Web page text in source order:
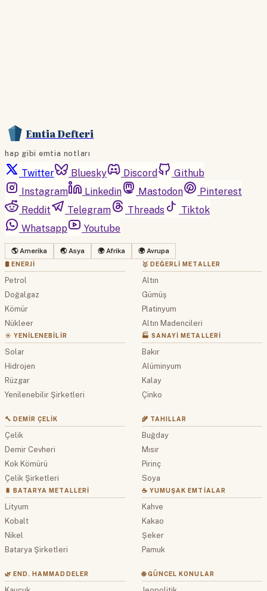
Emtia Defteri
hap gibi emtia notları
Twitter Bluesky Discord
Github
Instagram
Linkedin Mastodon
Pinterest
Reddit
Telegram Threads
Tiktok
Whatsapp
Youtube
🌎 Amerika 🌏 Asya 🌍 Afrika 🌍 Avrupa
🛢 ENERJI
Petrol
Doğalgaz
Kömür
Nükleer
☀️ YENILENEBILIR
Solar
Hidrojen
Rüzgar
Yenilenebilir Şirketleri
🥇 DEĞERLI METALLER
Altın
Gümüş
Platinyum
Altın Madencileri
🏭 SANAYI METALLERI
Bakır
Alüminyum
Kalay
Çinko
🔨 DEMIR ÇELIK
Çelik
Demir Cevheri
Kok Kömürü
Çelik Şirketleri
🔋 BATARYA METALLERI
Lityum
Kobalt
Nikel
Batarya Şirketleri
🌾 TAHILLAR
Buğday
Mısır
Pirinç
Soya
☕ YUMUŞAK EMTIALAR
Kahve
Kakao
Şeker
Pamuk
🌿 END. HAMMADDELER 🌐 GÜNCEL KONULAR